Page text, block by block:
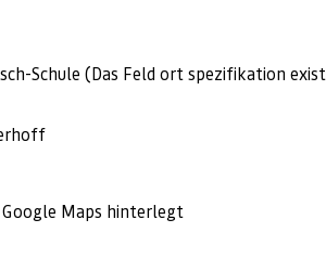
Schule (Das Feld ort spezifikation
Google Maps hinterlegt